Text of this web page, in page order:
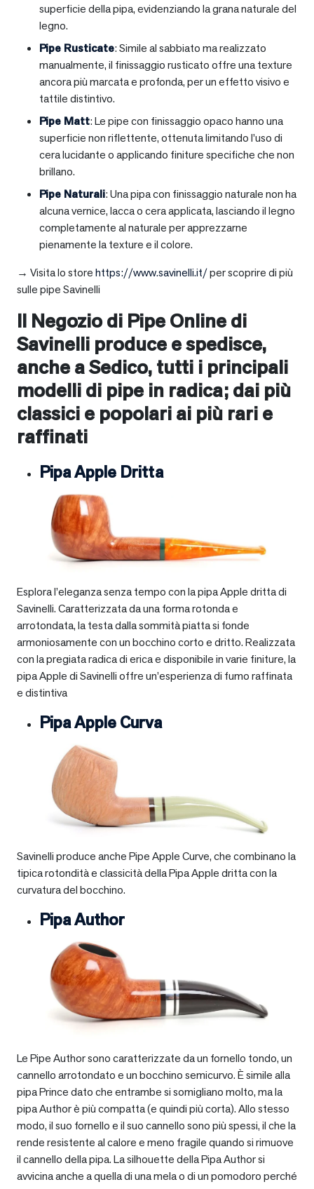
superficie della pipa, evidenziando la grana naturale del
legno.
Pipe Rusticate: Simile al sabbiato ma realizzato
manualmente, il finissaggio rusticato offre una texture
ancora più marcata e profonda, per un effetto visivo e
tattile distintivo.
Pipe Matt: Le pipe con finissaggio opaco hanno una
superficie non riflettente, ottenuta limitando l’uso di
cera lucidante o applicando finiture specifiche che non
brillano.
Pipe Naturali: Una pipa con finissaggio naturale non ha
alcuna vernice, lacca o cera applicata, lasciando il legno
completamente al naturale per apprezzarne
pienamente la texture e il colore.
→ Visita lo storehttps://www.savinelli.it/per scoprire di più
sulle pipe Savinelli
Il Negozio di Pipe Online di
Savinelli produce e spedisce,
anche aSedico, tutti i principali
modelli di pipe in radica; dai più
classici e popolari ai più rari e
raffinati
Pipa Apple Dritta
Esplora l’eleganza senza tempo con la pipa Apple dritta di
Savinelli. Caratterizzata da una forma rotonda e
arrotondata, la testa dalla sommità piatta si fonde
armoniosamente con un bocchino corto e dritto. Realizzata
con la pregiata radica di erica e disponibile in varie finiture, la
pipa Apple di Savinelli offre un’esperienza di fumo raffinata
e distintiva
Pipa Apple Curva
Savinelli produce anche Pipe Apple Curve, che combinano la
tipica rotondità e classicità della Pipa Apple dritta con la
curvatura del bocchino.
Pipa Author
Le Pipe Author sono caratterizzate da un fornello tondo, un
cannello arrotondato e un bocchino semicurvo. È simile alla
pipa Prince dato che entrambe si somigliano molto, ma la
pipa Author è più compatta (e quindi più corta). Allo stesso
modo, il suo fornello e il suo cannello sono più spessi, il che la
rende resistente al calore e meno fragile quando si rimuove
il cannello della pipa. La silhouette della Pipa Author si
avvicina anche a quella di una mela o di un pomodoro perché